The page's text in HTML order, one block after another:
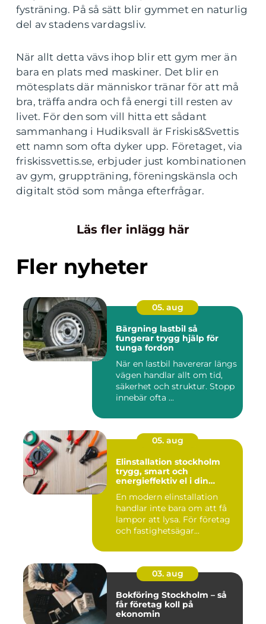
fysträning. På så sätt blir gymmet en naturlig
del av stadens vardagsliv.
När allt detta vävs ihop blir ett gym mer än
bara en plats med maskiner. Det blir en
mötesplats där människor tränar för att må
bra, träffa andra och få energi till resten av
livet. För den som vill hitta ett sådant
sammanhang i Hudiksvall är Friskis&Svettis
ett namn som ofta dyker upp. Företaget, via
friskissvettis.se, erbjuder just kombinationen
av gym, gruppträning, föreningskänsla och
digitalt stöd som många efterfrågar.
Läs fler inlägg här
Fler nyheter
05. aug
Bärgning lastbil så
fungerar trygg hjälp för
tunga fordon
När en lastbil havererar längs
vägen handlar allt om tid,
säkerhet och struktur. Stopp
innebär ofta ...
05. aug
Elinstallation stockholm
trygg, smart och
energieffektiv el i din
En modern elinstallation
handlar inte bara om att få
lampor att lysa. För företag
och fastighetsägar...
03. aug
Bokföring Stockholm – så
får företag koll på
ekonomin